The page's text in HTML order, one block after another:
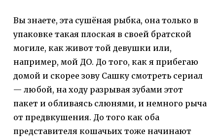
Вы знаете, эта сушёная рыбка, она только в
упаковке такая плоская в своей братской
могиле, как живот той девушки или,
например, мой ДО. До того, как я прибегаю
домой и скорее зову Сашку смотреть сериал
— любой, на ходу разрывая зубами этот
пакет и обливаясь слюнями, и немного рыча
от предвкушения. До того как оба
представителя кошачьих тоже начинают